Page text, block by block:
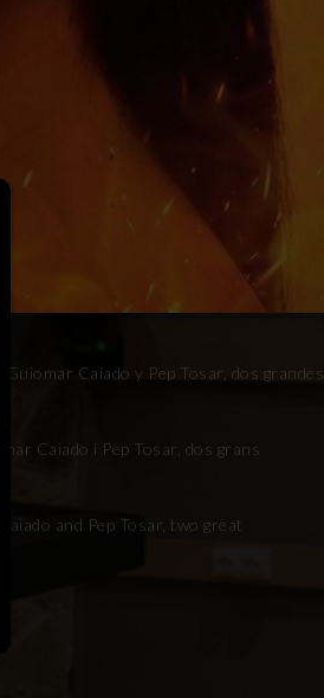
Caiado y Pep Tosar, dos grandes
Caiado i Pep Tosar, dos grans
and Pep Tosar, two great